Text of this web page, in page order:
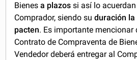
Bienes a plazos si así lo acuerdan
Comprador, siendo suduración
pacten. Es importante mencionar
Contrato de Compraventa de
Vendedor deberá entregar al